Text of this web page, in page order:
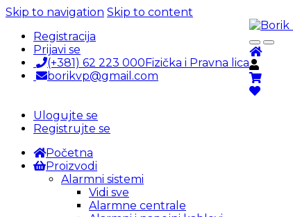
Skip to navigation Skip to content
Registracija
Prijavi se
(+381) 62 223 000Fizička i Pravna lica
borikvp@gmail.com
Ulogujte se
Registrujte se
Početna
Proizvodi
Alarmni sistemi
Vidi sve
Alarmne centrale